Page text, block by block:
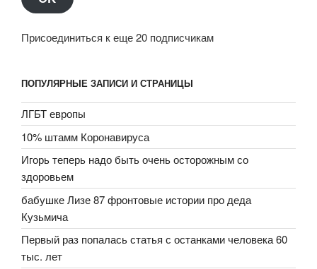
Присоединиться к еще 20 подписчикам
ПОПУЛЯРНЫЕ ЗАПИСИ И СТРАНИЦЫ
ЛГБТ европы
10% штамм Коронавируса
Игорь теперь надо быть очень осторожным со
здоровьем
бабушке Лизе 87 фронтовые истории про деда
Кузьмича
Первый раз попалась статья с останками человека 60
тыс. лет